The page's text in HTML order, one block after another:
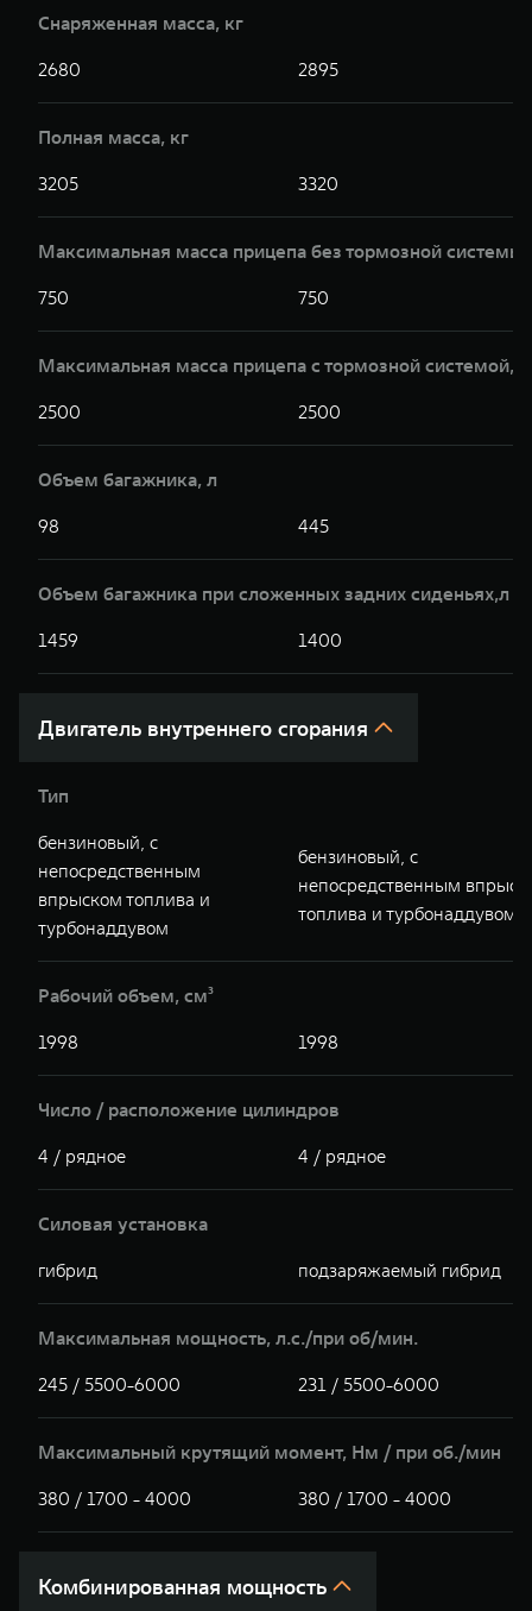
Снаряженная масса, кг
2680 2895
Полная масса, кг
3205 3320
Максимальная масса прицепа без тормозной
750 750
Максимальная масса прицепа с тормозной системой,кг
2500 2500
Объем багажника, л
98 445
Объем багажника при сложенных задних сиденьях,л
1459 1400
Двигатель внутреннего сгорания
Тип
бензиновый, с
непосредственным
впрыском топлива и
турбонаддувом
бензиновый, с
непосредственным
топлива и турбонаддувом
Рабочий объем, см³
1998 1998
Число / расположение цилиндров
4 / рядное 4 / рядное
Силовая установка
гибрид подзаряжаемый гибрид
Максимальная мощность, л.с./при об/мин.
245 / 5500-6000 231 / 5500-6000
Максимальный крутящий момент, Hм / при об./мин
380 / 1700 - 4000 380 / 1700 - 4000
Комбинированная мощность